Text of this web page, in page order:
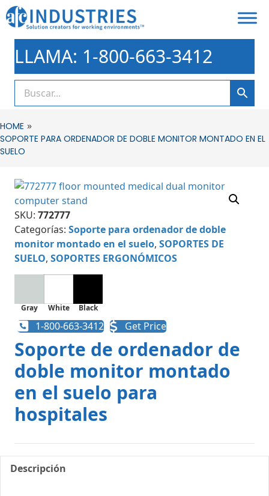
LLAMA: 1-800-663-3412
HOME »
SOPORTE PARA ORDENADOR DE DOBLE MONITOR MONTADO EN EL
SUELO
SKU: 772777
Categorías: Soporte para ordenador de doble
monitor montado en el suelo, SOPORTES DE
SUELO, SOPORTES ERGONÓMICOS
Gray White Black
1-800-663-3412 Get Price
Soporte de ordenador de
doble monitor montado
en el suelo para
hospitales
Descripción